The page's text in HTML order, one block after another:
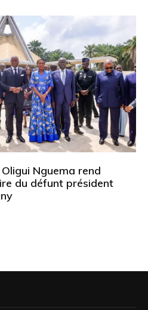
Nguema rend
du défunt président